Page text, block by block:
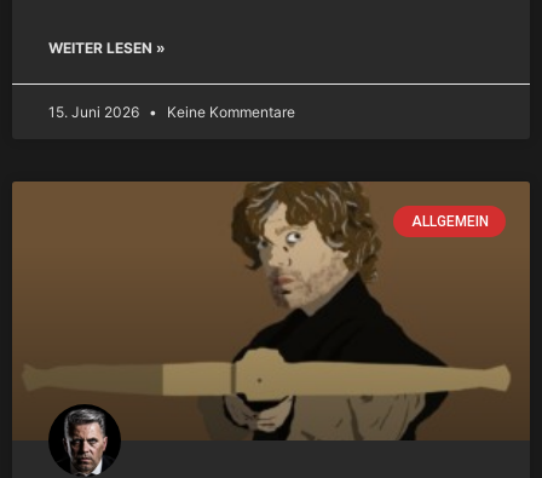
WEITER LESEN »
15. Juni 2026 Keine Kommentare
ALLGEMEIN